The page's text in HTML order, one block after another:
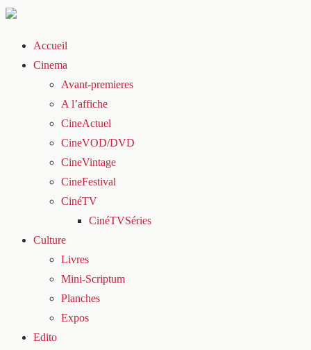
Accueil
Cinema
Avant-premieres
A l’affiche
CineActuel
CineVOD/DVD
CineVintage
CineFestival
CinéTV
CinéTVSéries
Culture
Livres
Mini-Scriptum
Planches
Expos
Edito